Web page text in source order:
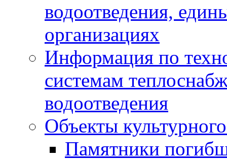
водоотведения,
организациях
Информация по
системам
водоотведения
Объекты
Памятники